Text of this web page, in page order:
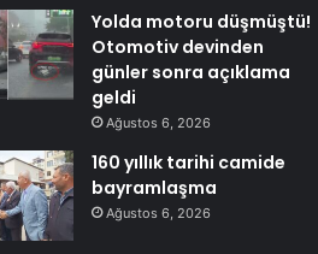
Yolda motoru düşmüştü!
Otomotiv devinden
günler sonra açıklama
geldi
Ağustos 6, 2026
160 yıllık tarihi camide
bayramlaşma
Ağustos 6, 2026